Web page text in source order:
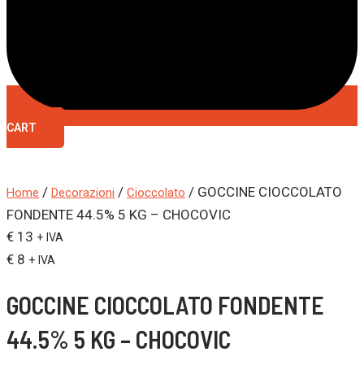
CART
Home / Decorazioni / Cioccolato / GOCCINE CIOCCOLATO
FONDENTE 44.5% 5 KG – CHOCOVIC
€ 13 + IVA
€ 8 + IVA
GOCCINE CIOCCOLATO FONDENTE
44.5% 5 KG – CHOCOVIC